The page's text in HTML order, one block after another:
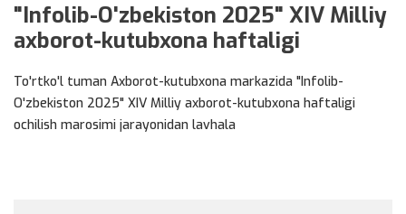
"Infolib-O'zbekiston 2025" XIV Milliy
axborot-kutubxona haftaligi
To'rtko'l tuman Axborot-kutubxona markazida "Infolib-
O'zbekiston 2025" XIV Milliy axborot-kutubxona haftaligi
ochilish marosimi jarayonidan lavhala